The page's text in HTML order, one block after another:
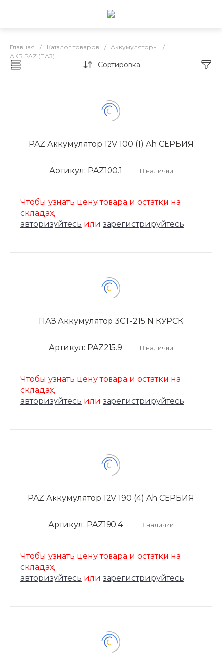
Главная / Каталог товаров / Аккумуляторы
/
АКБ PAZ (ПАЗ)
АКБ PAZ (ПАЗ)
Сортировка
PAZ Аккумулятор 12V 100 (1) Ah СЕРБИЯ
Артикул: PAZ100.1 В наличии
Чтобы узнать цену товара и остатки на
складах,
авторизуйтесь или зарегистрируйтесь
ПАЗ Аккумулятор 3СТ-215 N КУРСК
Артикул: PAZ215.9 В наличии
Чтобы узнать цену товара и остатки на
складах,
авторизуйтесь или зарегистрируйтесь
PAZ Аккумулятор 12V 190 (4) Ah СЕРБИЯ
Артикул: PAZ190.4 В наличии
Чтобы узнать цену товара и остатки на
складах,
авторизуйтесь или зарегистрируйтесь